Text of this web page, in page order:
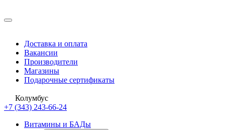
Доставка и оплата
Вакансии
Производители
Магазины
Подарочные сертификаты
Колумбус
+7 (343) 243-66-24
Витамины и БАДы